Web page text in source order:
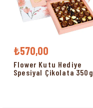
₺570,00
Flower Kutu Hediye
Spesiyal Çikolata 350g